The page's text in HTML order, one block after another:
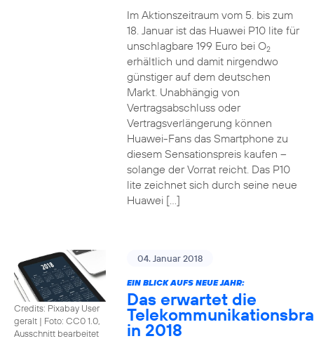
Im Aktionszeitraum vom 5. bis zum
18. Januar ist das Huawei P10 lite für
unschlagbare 199 Euro bei O2
erhältlich und damit nirgendwo
günstiger auf dem deutschen
Markt. Unabhängig von
Vertragsabschluss oder
Vertragsverlängerung können
Huawei-Fans das Smartphone zu
diesem Sensationspreis kaufen –
solange der Vorrat reicht. Das P10
lite zeichnet sich durch seine neue
Huawei […]
Credits: Pixabay User
geralt | Foto: CC0 1.0,
Ausschnitt bearbeitet
04. Januar 2018
EIN BLICK AUFS NEUE JAHR:
Das erwartet die
in 2018